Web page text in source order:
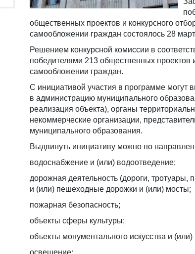
общественных проектов и конкурсного
самообложении граждан состоялось 28
Решением конкурсной комиссии в
победителями 213 общественных
самообложении граждан.
С инициативой участия в программе могут
в администрацию муниципального
реализация объекта), органы
некоммерческие организации,
муниципального образования.
Выдвинуть инициативу можно по
водоснабжение и (или) водоотведение;
дорожная деятельность (дороги,
и (или) пешеходные дорожки и (или) мосты;
пожарная безопасность;
объекты сферы культуры;
объекты монументального искусства и (или)
освещение;